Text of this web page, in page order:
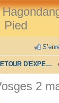
Pied
RETOUR D'EXPERIENCE
2